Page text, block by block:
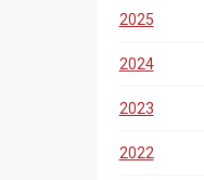
2025
2024
2023
2022